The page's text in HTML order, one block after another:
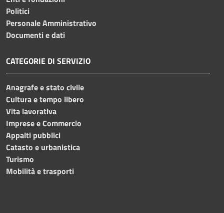
Politici
Personale Amministrativo
Documenti e dati
CATEGORIE DI SERVIZIO
Anagrafe e stato civile
Cultura e tempo libero
Vita lavorativa
Imprese e Commercio
Appalti pubblici
Catasto e urbanistica
Turismo
Mobilità e trasporti